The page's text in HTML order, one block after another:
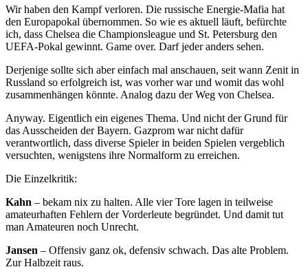
Wir haben den Kampf verloren. Die russische Energie-Mafia hat
den Europapokal übernommen. So wie es aktuell läuft, befürchte
ich, dass Chelsea die Championsleague und St. Petersburg den
UEFA-Pokal gewinnt. Game over. Darf jeder anders sehen.
Derjenige sollte sich aber einfach mal anschauen, seit wann Zenit in
Russland so erfolgreich ist, was vorher war und womit das wohl
zusammenhängen könnte. Analog dazu der Weg von Chelsea.
Anyway. Eigentlich ein eigenes Thema. Und nicht der Grund für
das Ausscheiden der Bayern. Gazprom war nicht dafür
verantwortlich, dass diverse Spieler in beiden Spielen vergeblich
versuchten, wenigstens ihre Normalform zu erreichen.
Die Einzelkritik:
Kahn – bekam nix zu halten. Alle vier Tore lagen in teilweise
amateurhaften Fehlern der Vorderleute begründet. Und damit tut
man Amateuren noch Unrecht.
Jansen – Offensiv ganz ok, defensiv schwach. Das alte Problem.
Zur Halbzeit raus.